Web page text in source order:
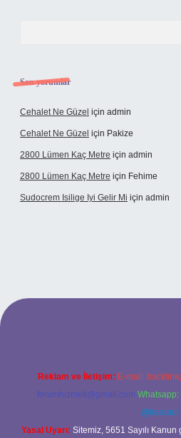
Son yorumlar
Cehalet Ne Güzel için admin
Cehalet Ne Güzel için Pakize
2800 Lümen Kaç Metre için admin
2800 Lümen Kaç Metre için Fehime
Sudocrem Isilige Iyi Gelir Mi için admin
opera bet giriş
Reklam ve İletişim: E-mail:
forumhizmeti@gmail.com
@karabul
Yasal Uyarı: Sitemiz, 5651 Sayılı